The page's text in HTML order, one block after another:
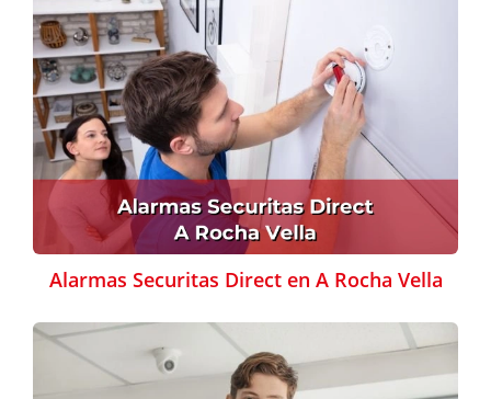
Alarmas Securitas Direct en A Rocha Vella